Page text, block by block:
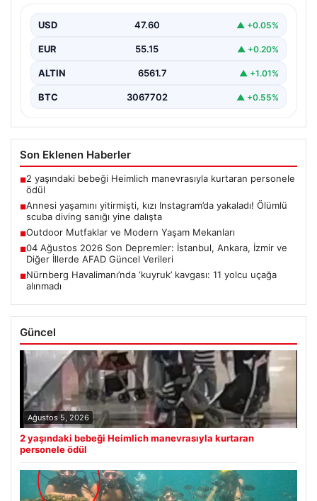
USD 47.60 ▲ +0.05%
EUR 55.15 ▲ +0.20%
ALTIN 6561.7 ▲ +1.01%
BTC 3067702 ▲ +0.55%
Son Eklenen Haberler
■2 yaşındaki bebeği Heimlich manevrasıyla kurtaran personele
ödül
■Annesi yaşamını yitirmişti, kızı Instagram’da yakaladı! Ölümlü
scuba diving sanığı yine dalışta
■Outdoor Mutfaklar ve Modern Yaşam Mekanları
■04 Ağustos 2026 Son Depremler: İstanbul, Ankara, İzmir ve
Diğer İllerde AFAD Güncel Verileri
■Nürnberg Havalimanı’nda ‘kuyruk’ kavgası: 11 yolcu uçağa
alınmadı
Güncel
Ağustos 5, 2026
2 yaşındaki bebeği Heimlich manevrasıyla kurtaran
personele ödül